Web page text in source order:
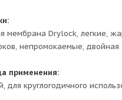
мембрана Drylock, легкие,
непромокаемые,
применения:
для круглогодичного